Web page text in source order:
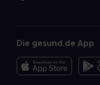
Die gesund.de App